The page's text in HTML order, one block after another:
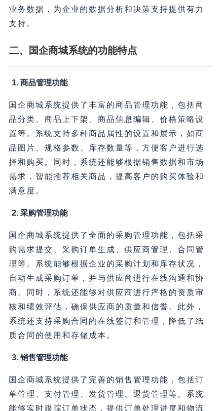
业务数据，为企业的数据分析和决策支持提供有力
支持。
二、国企商城系统的功能特点
1. 商品管理功能
国企商城系统提供了丰富的商品管理功能，包括商
品分类、商品上下架、商品信息编辑、价格策略设
置等。系统支持多种商品属性的设置和展示，如商
品图片、规格参数、库存数量等，方便客户进行选
择和购买。同时，系统还能够根据销售数据和市场
需求，智能推荐相关商品，提高客户的购买体验和
满意度。
2. 采购管理功能
国企商城系统提供了全面的采购管理功能，包括采
购需求提交、采购订单生成、供应商管理、合同管
理等。系统能够根据企业的采购计划和库存状况，
自动生成采购订单，并与供应商进行在线沟通和协
商。同时，系统还能够对供应商进行严格的资质审
核和绩效评估，确保供应商的质量和信誉。此外，
系统还支持采购合同的在线签订和管理，降低了纸
质合同的使用和存储成本。
3. 销售管理功能
国企商城系统提供了完善的销售管理功能，包括订
单管理、支付管理、发货管理、退货管理等。系统
能够实时跟踪订单状态，提供订单处理进度和物流